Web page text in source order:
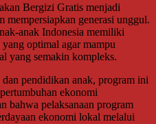
Bergizi Gratis menjadi
mempersiapkan generasi unggul.
anak Indonesia memiliki
optimal agar mampu
yang semakin kompleks.
dan pendidikan anak, program ini
ekonomi
bahwa pelaksanaan program
ekonomi lokal melalui